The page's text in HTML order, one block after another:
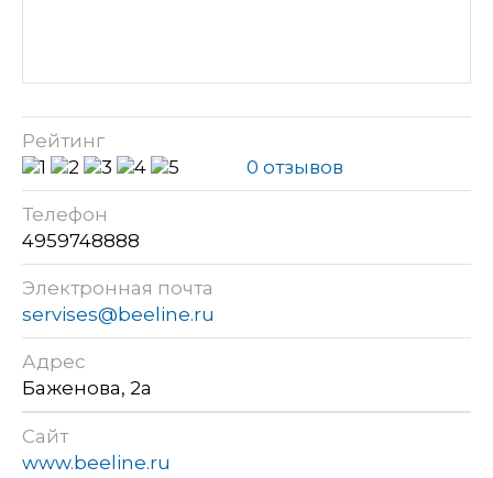
Рейтинг
0 отзывов
Телефон
4959748888
Электронная почта
servises@beeline.ru
Адрес
Баженова, 2а
Сайт
www.beeline.ru